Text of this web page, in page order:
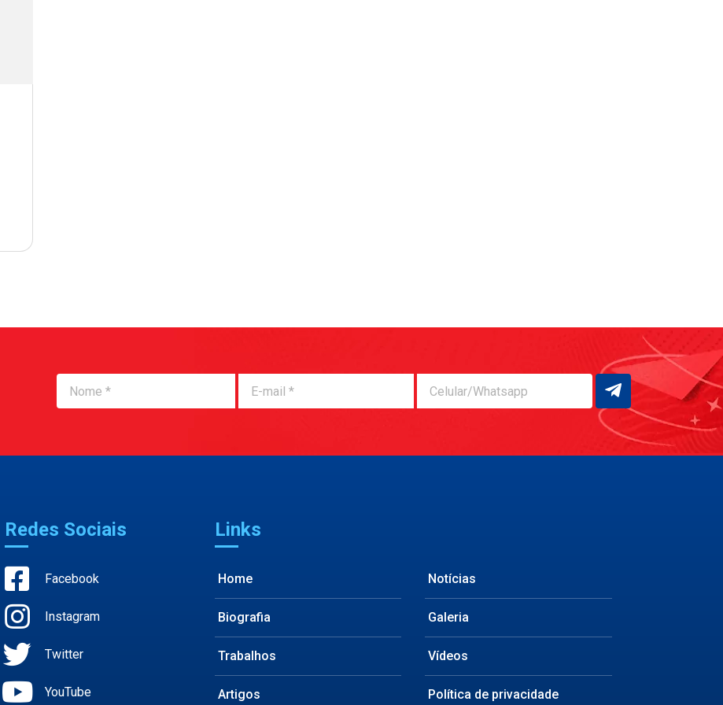
Redes Sociais
Facebook
Instagram
Twitter
YouTube
Links
Home
Biografia
Trabalhos
Artigos
Notícias
Galeria
Vídeos
Política de privacidade